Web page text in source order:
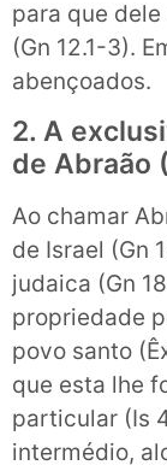
para que
(Gn 12.1-3).
abençoados.
2. A
de Abraão
Ao chamar
de Israel (Gn
judaica (Gn
propriedade
povo santo
que esta lhe
particular (Is
intermédio,